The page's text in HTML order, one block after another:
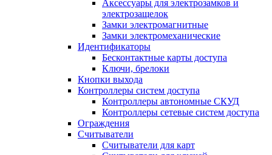
Аксессуары для электрозамков и
электрозащелок
Замки электромагнитные
Замки электромеханические
Идентификаторы
Бесконтактные карты доступа
Ключи, брелоки
Кнопки выхода
Контроллеры систем доступа
Контроллеры автономные СКУД
Контроллеры сетевые систем доступа
Ограждения
Считыватели
Считыватели для карт